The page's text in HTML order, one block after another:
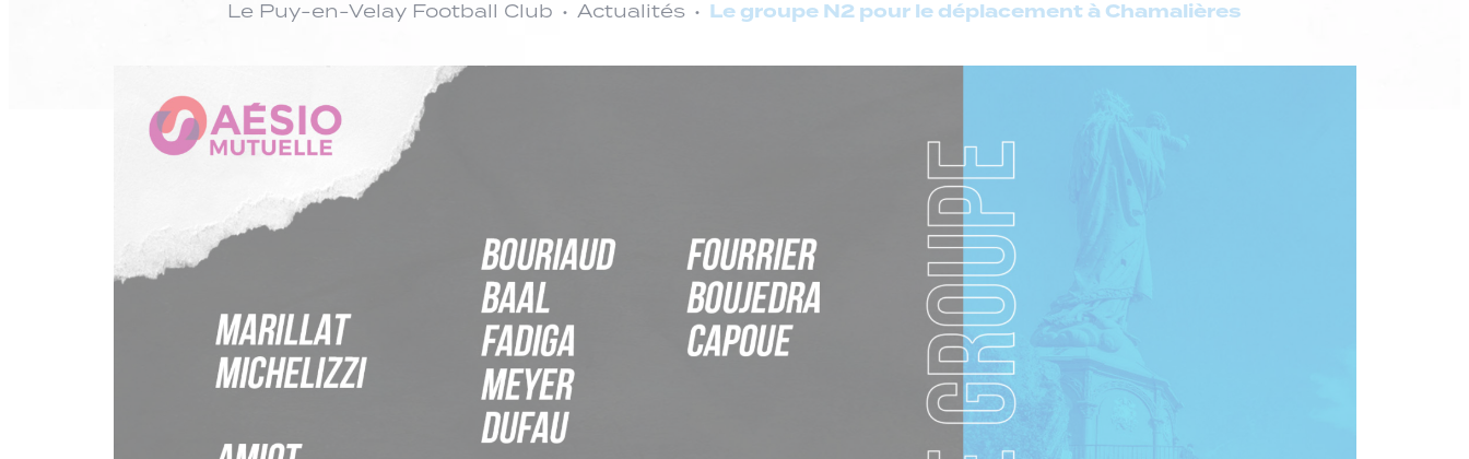
Le Puy-en-Velay Football Club Actualités Le groupe N2 pour le déplacement à Chamalières